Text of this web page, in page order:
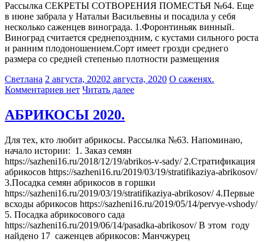
Рассылка СЕКРЕТЫ СОТВОРЕНИЯ ПОМЕСТЬЯ №64. Еще
в июне забрала у Натальи Васильевны и посадила у себя
несколько саженцев винограда. 1.Форонтиньяк винный.
Виноград считается среднепоздним, с кустами сильного роста
и ранним плодоношением.Сорт имеет грозди среднего
размера со средней степенью плотности размещения
Светлана 2 августа, 20202 августа, 2020 О саженях.
Комментариев нет Читать далее
АБРИКОСЫ 2020.
Для тех, кто любит абрикосы. Рассылка №63. Напоминаю,
начало истории: 1. Заказ семян
https://sazheni16.ru/2018/12/19/abrikos-v-sady/ 2.Стратификация
абрикосов https://sazheni16.ru/2019/03/19/stratifikaziya-abrikosov/
3.Посадка семян абрикосов в горшки
https://sazheni16.ru/2019/03/19/stratifikaziya-abrikosov/ 4.Первые
всходы абрикосов https://sazheni16.ru/2019/05/14/pervye-vshody/
5. Посадка абрикосового сада
https://sazheni16.ru/2019/06/14/pasadka-abrikosov/ В этом году
найдено 17 саженцев абрикосов: Манчжурец